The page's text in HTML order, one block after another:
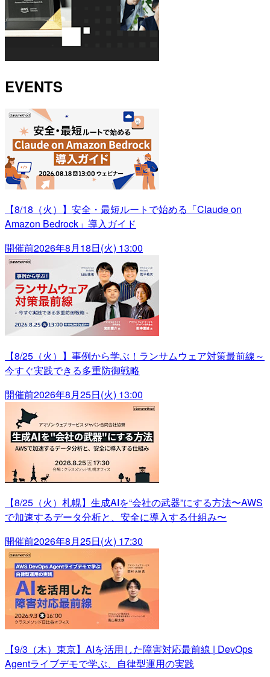
EVENTS
【8/18（火）】安全・最短ルートで始める「Claude on
Amazon Bedrock」導入ガイド
開催前2026年8月18日(火) 13:00
【8/25（火）】事例から学ぶ！ランサムウェア対策最前線～
今すぐ実践できる多重防御戦略
開催前2026年8月25日(火) 13:00
【8/25（火）札幌】生成AIを“会社の武器”にする方法〜AWS
で加速するデータ分析と、安全に導入する仕組み〜
開催前2026年8月25日(火) 17:30
【9/3（木）東京】AIを活用した障害対応最前線 | DevOps
Agentライブデモで学ぶ、自律型運用の実践